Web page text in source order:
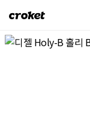
크
켓